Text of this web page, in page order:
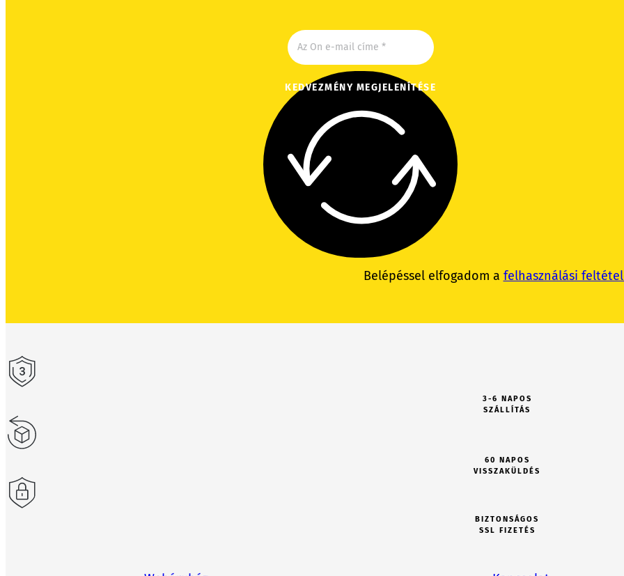
KEDVEZMÉNY MEGJELENÍTÉSE
Belépéssel elfogadom a felhasználási
3-6 NAPOS
SZÁLLÍTÁS
60 NAPOS
VISSZAKÜLDÉS
BIZTONSÁGOS
SSL FIZETÉS